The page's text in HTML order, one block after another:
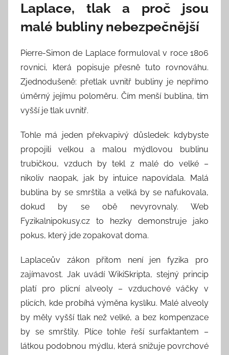
Laplace, tlak a proč jsou
malé bubliny nebezpečnější
Pierre-Simon de Laplace formuloval v roce 1806
rovnici, která popisuje přesně tuto rovnováhu.
Zjednodušeně: přetlak uvnitř bubliny je nepřímo
úměrný jejímu poloměru. Čím menší bublina, tím
vyšší je tlak uvnitř.
Tohle má jeden překvapivý důsledek: kdybyste
propojili velkou a malou mýdlovou bublinu
trubičkou, vzduch by tekl z malé do velké –
nikoliv naopak, jak by intuice napovídala. Malá
bublina by se smrštila a velká by se nafukovala,
dokud by se obě nevyrovnaly. Web
Fyzikalnipokusy.cz to hezky demonstruje jako
pokus, který jde zopakovat doma.
Laplaceův zákon přitom není jen fyzika pro
zajímavost. Jak uvádí WikiSkripta, stejný princip
platí pro plicní alveoly – vzduchové váčky v
plicích, kde probíhá výměna kyslíku. Malé alveoly
by měly vyšší tlak než velké, a bez kompenzace
by se smrštily. Plíce tohle řeší surfaktantem –
látkou podobnou mýdlu, která snižuje povrchové